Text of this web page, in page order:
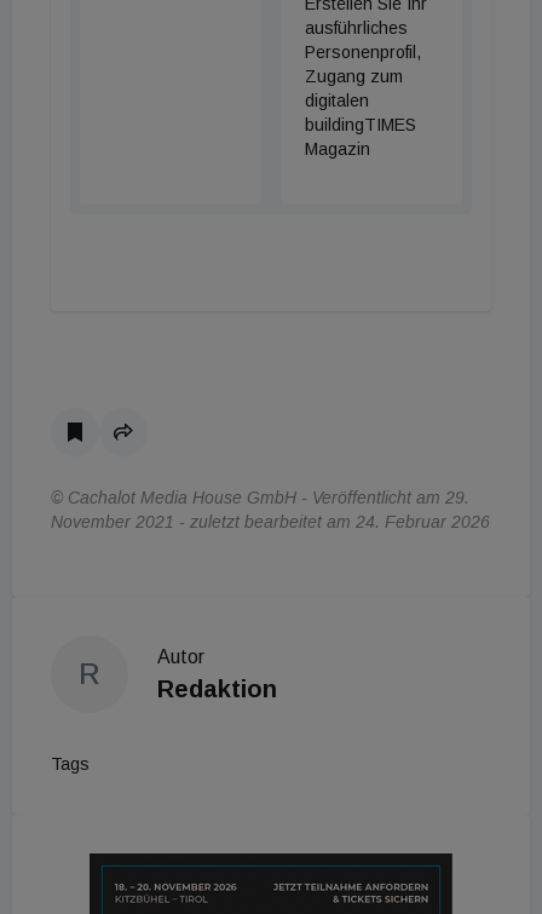
Erstellen Sie Ihr
ausführliches
Personenprofil,
Zugang zum
digitalen
buildingTIMES
Magazin
© Cachalot Media House GmbH - Veröffentlicht am 29.
November 2021 - zuletzt bearbeitet am 24. Februar 2026
R
Autor
Redaktion
Tags